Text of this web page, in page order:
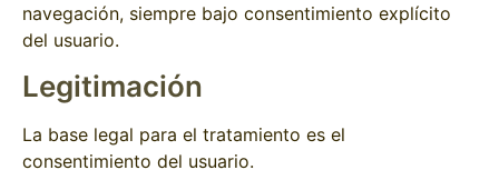
navegación, siempre bajo consentimiento explícito
del usuario.
Legitimación
La base legal para el tratamiento es el
consentimiento del usuario.